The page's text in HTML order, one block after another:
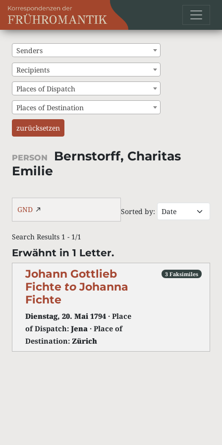
Senders
Recipients
Places of Dispatch
Places of Destination
zurücksetzen
PERSON
Bernstorff, Charitas
Emilie
GND Sorted by:
Search Results 1 - 1/1
Erwähnt in 1 Letter.
Johann Gottlieb
Fichte to Johanna
Fichte
Dienstag, 20. Mai 1794 · Place
of Dispatch: Jena · Place of
Destination: Zürich
3 Faksimiles